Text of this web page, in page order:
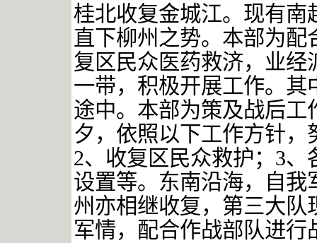
桂北收复金城江。现有
直下柳州之势。本部为
复区民众医药救济，业经
一带，积极开展工作。
途中。本部为策及战后
夕，依照以下工作方针，
2、收复区民众救护； 3、
设置等。东南沿海，自
州亦相继收复，第三大
军情，配合作战部队进行